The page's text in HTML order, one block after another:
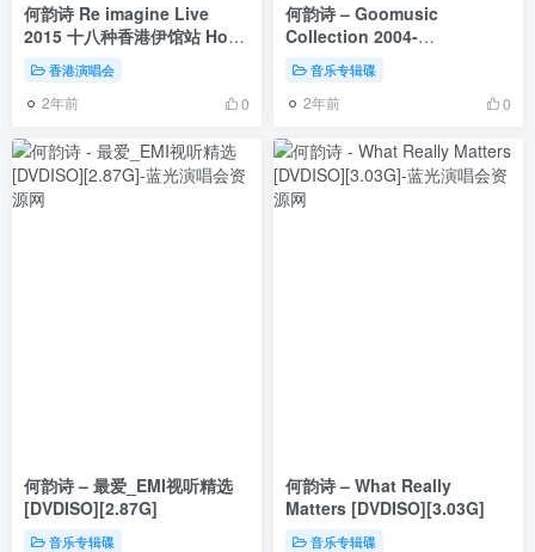
何韵诗 Re imagine Live
2015 十八种香港伊馆站 Hocc
Reimagine Live in 2015
[BDMV 39.4GB]
香港演唱会
2年前 0
何韵诗 – Goomusic
Collection 2004-
2008[DVDISO][4.98G]
音乐专辑碟
2年前 0
何韵诗 – 最爱_EMI视听精选
[DVDISO][2.87G]
音乐专辑碟
何韵诗 – What Really
Matters [DVDISO][3.03G]
音乐专辑碟